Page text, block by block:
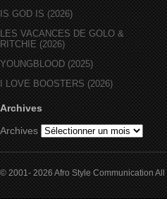
IS GOD IS (2026)
LES VACANCES DE GOLO &
RITCHIE (2026)
YOUNGBLOOD (2025)
I LOVE BOOSTERS (2026)
Archives
Archives
© 2001- 2026 Afro Style Communication